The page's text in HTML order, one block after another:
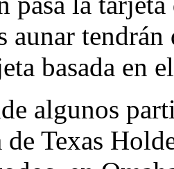
aunar
basada en
algunos
Texas